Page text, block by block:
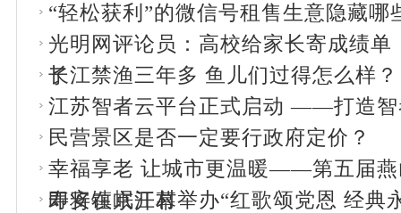
“轻松获利”的微信号租售生意隐藏哪
光明网评论员：高校给家长寄成绩单
了
长江禁渔三年多 鱼儿们过得怎么样？
江苏智者云平台正式启动 ——打造智
民营景区是否一定要行政府定价？
幸福享老 让城市更温暖——第五届燕
即将在京开幕
寿安镇岷江村举办“红歌颂党恩 经典